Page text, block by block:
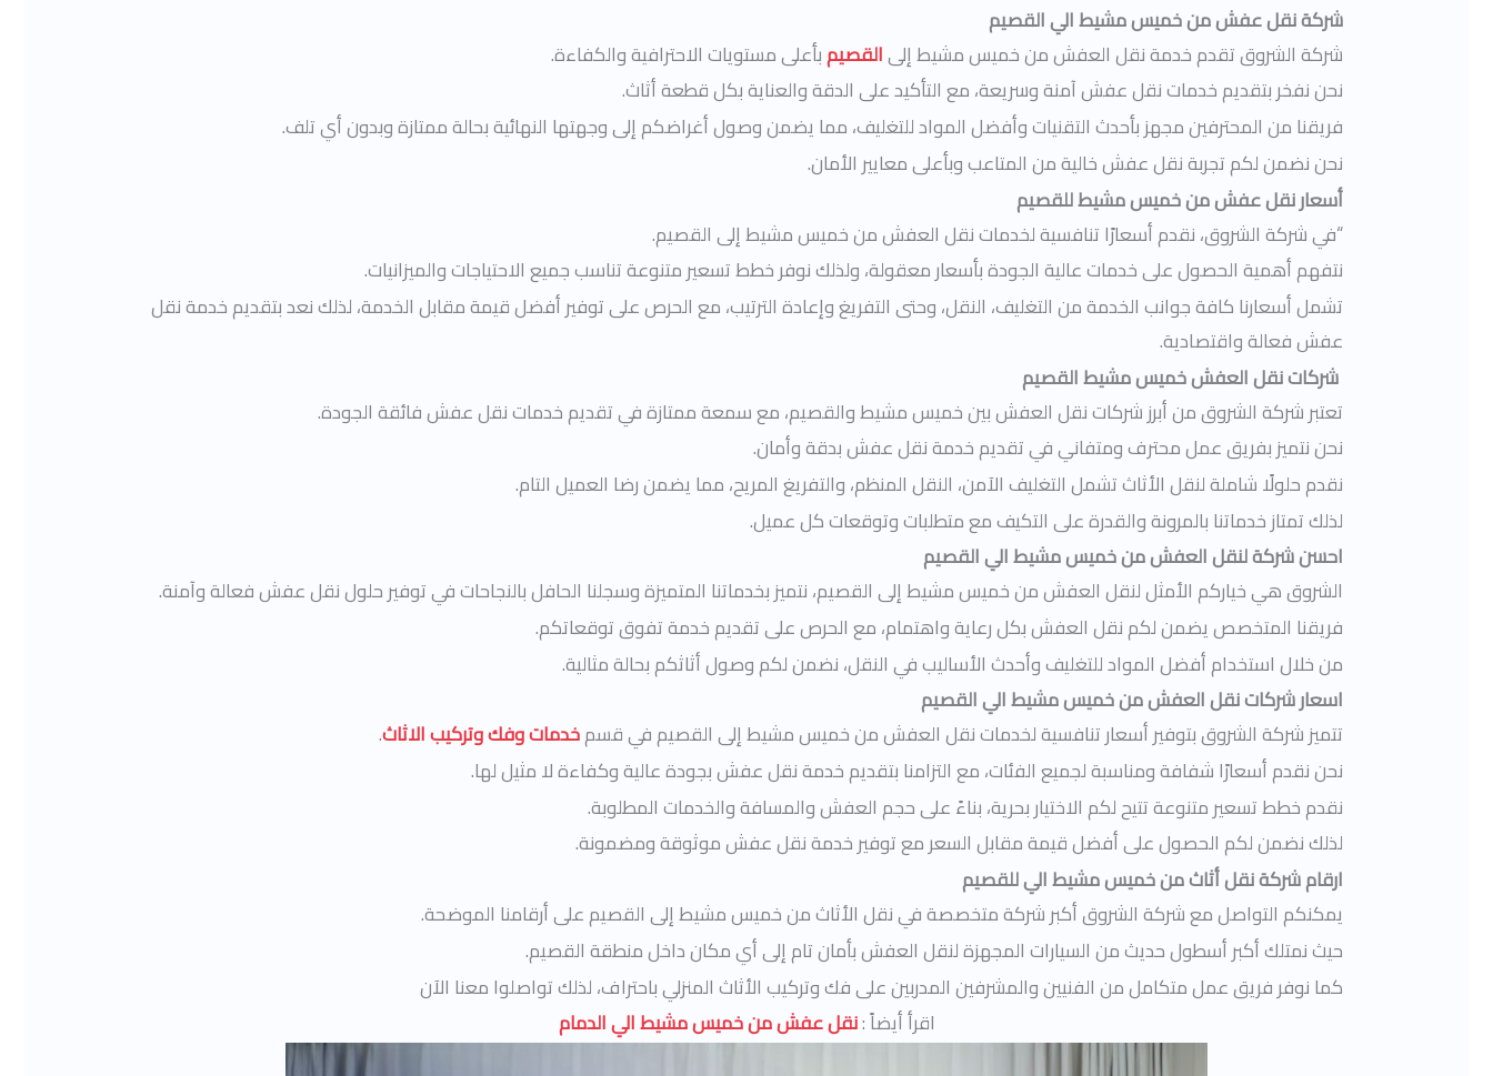
شركة نقل عفش من خميس مشيط الي القصيم
شركة الشروق تقدم خدمة نقل العفش من خميس مشيط إلىالقصيمبأعلى مستويات الاحترافية والكفاءة.
نحن نفخر بتقديم خدمات نقل عفش آمنة وسريعة، مع التأكيد على الدقة والعناية بكل قطعة أثاث.
فريقنا من المحترفين مجهز بأحدث التقنيات وأفضل المواد للتغليف، مما يضمن وصول أغراضكم إلى وجهتها النهائية بحالة ممتازة وبدون أي تلف.
نحن نضمن لكم تجربة نقل عفش خالية من المتاعب وبأعلى معايير الأمان.
أسعار نقل عفش من خميس مشيط للقصيم
“في شركة الشروق، نقدم أسعارًا تنافسية لخدمات نقل العفش من خميس مشيط إلى القصيم.
نتفهم أهمية الحصول على خدمات عالية الجودة بأسعار معقولة، ولذلك نوفر خطط تسعير متنوعة تناسب جميع الاحتياجات والميزانيات.
تشمل أسعارنا كافة جوانب الخدمة من التغليف، النقل، وحتى التفريغ وإعادة الترتيب، مع الحرص على توفير أفضل قيمة مقابل الخدمة، لذلك نعد بتقديم خدمة نقل
عفش فعالة واقتصادية.
شركات نقل العفش خميس مشيط القصيم
تعتبر شركة الشروق من أبرز شركات نقل العفش بين خميس مشيط والقصيم، مع سمعة ممتازة في تقديم خدمات نقل عفش فائقة الجودة.
نحن نتميز بفريق عمل محترف ومتفاني في تقديم خدمة نقل عفش بدقة وأمان.
نقدم حلولًا شاملة لنقل الأثاث تشمل التغليف الآمن، النقل المنظم، والتفريغ المريح، مما يضمن رضا العميل التام.
لذلك تمتاز خدماتنا بالمرونة والقدرة على التكيف مع متطلبات وتوقعات كل عميل.
احسن شركة لنقل العفش من خميس مشيط الي القصيم
الشروق هي خياركم الأمثل لنقل العفش من خميس مشيط إلى القصيم، نتميز بخدماتنا المتميزة وسجلنا الحافل بالنجاحات في توفير حلول نقل عفش فعالة وآمنة.
فريقنا المتخصص يضمن لكم نقل العفش بكل رعاية واهتمام، مع الحرص على تقديم خدمة تفوق توقعاتكم.
من خلال استخدام أفضل المواد للتغليف وأحدث الأساليب في النقل، نضمن لكم وصول أثاثكم بحالة مثالية.
اسعار شركات نقل العفش من خميس مشيط الي القصيم
تتميز شركة الشروق بتوفير أسعار تنافسية لخدمات نقل العفش من خميس مشيط إلى القصيم في قسمخدمات وفك وتركيب الاثاث.
نحن نقدم أسعارًا شفافة ومناسبة لجميع الفئات، مع التزامنا بتقديم خدمة نقل عفش بجودة عالية وكفاءة لا مثيل لها.
نقدم خطط تسعير متنوعة تتيح لكم الاختيار بحرية، بناءً على حجم العفش والمسافة والخدمات المطلوبة.
لذلك نضمن لكم الحصول على أفضل قيمة مقابل السعر مع توفير خدمة نقل عفش موثوقة ومضمونة.
ارقام شركة نقل أثاث من خميس مشيط الي للقصيم
يمكنكم التواصل مع شركة الشروق أكبر شركة متخصصة في نقل الأثاث من خميس مشيط إلى القصيم على أرقامنا الموضحة.
حيث نمتلك أكبر أسطول حديث من السيارات المجهزة لنقل العفش بأمان تام إلى أي مكان داخل منطقة القصيم.
كما نوفر فريق عمل متكامل من الفنيين والمشرفين المدربين على فك وتركيب الأثاث المنزلي باحتراف، لذلك تواصلوا معنا الآن
اقرأ أيضاً :نقل عفش من خميس مشيط الي الدمام